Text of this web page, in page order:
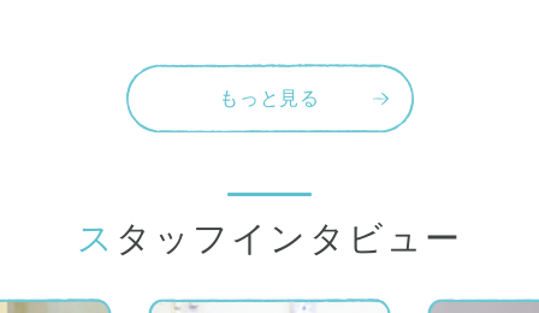
もっと見る
スタッフインタビュー